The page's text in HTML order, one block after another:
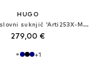
HUGO
Slim fit Poslovni suknjič 'Arti253X-MH'
279,00 €
+1